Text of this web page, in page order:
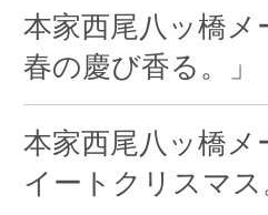
本家西尾八ッ橋
春の慶び香る。」
本家西尾八ッ橋
イートクリスマス